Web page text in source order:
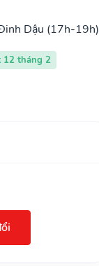
Dậu (17h-19h)
12 tháng 2